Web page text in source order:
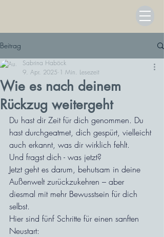
Beitrag
Wie es nach deinem
Rückzug weitergeht
Sabrina Haböck
9. Apr. 2025 1 Min. Lesezeit
Du hast dir Zeit für dich genommen. Du
hast durchgeatmet, dich gespürt, vielleicht
auch erkannt, was dir wirklich fehlt.
Und fragst dich - was jetzt?
Jetzt geht es darum, behutsam in deine
Außenwelt zurückzukehren – aber
diesmal mit mehr Bewusstsein für dich
selbst.
Hier sind fünf Schritte für einen sanften
Neustart: